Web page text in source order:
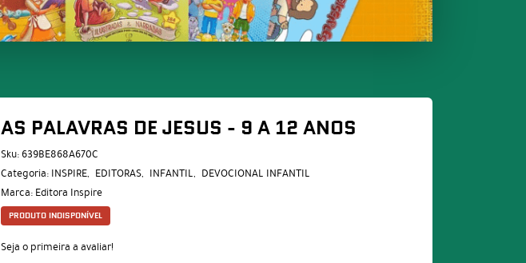
AS PALAVRAS DE JESUS - 9 A 12 ANOS
Sku: 639BE868A670C
Categoria: INSPIRE EDITORAS INFANTIL DEVOCIONAL INFANTIL
Marca: Editora Inspire
PRODUTO INDISPONÍVEL
Seja o primeira a avaliar!